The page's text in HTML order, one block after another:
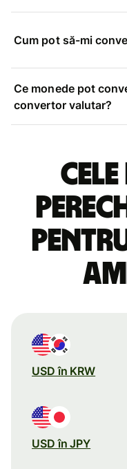
Cum pot să-mi
Ce monede pot
convertor valutar?
USD în KRW
USD în JPY